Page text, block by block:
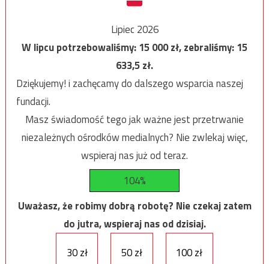
Lipiec 2026
W lipcu potrzebowaliśmy:15 000zł, zebraliśmy:15
633,5zł.
Dziękujemy! i zachęcamy do dalszego wsparcia naszej
fundacji.
Masz świadomość tego jak ważne jest przetrwanie
niezależnych ośrodków medialnych? Nie zwlekaj więc,
wspieraj nas już od teraz.
104%
Uważasz, że robimy dobrą robotę? Nie czekaj zatem
do jutra, wspieraj nas od dzisiaj.
30 zł
50 zł 100 zł